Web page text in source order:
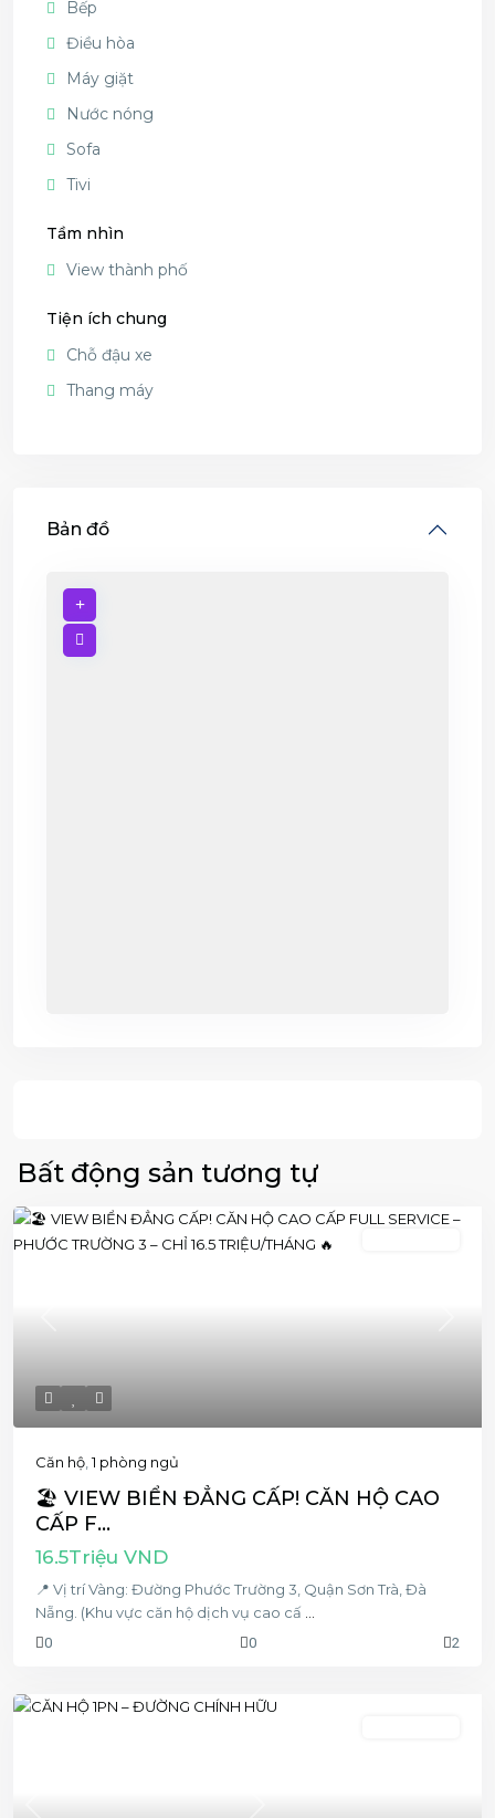
Bếp
Điều hòa
Máy giặt
Nước nóng
Sofa
Tivi
Tầm nhìn
View thành phố
Tiện ích chung
Chỗ đậu xe
Thang máy
Bản đồ
Bất động sản tương tự
Căn hộ ,1 phòng ngủ
🏖️ VIEW BIỂN ĐẲNG CẤP! CĂN HỘ CAO
CẤP F...
16.5Triệu VND
📍 Vị trí Vàng: Đường Phước Trường 3, Quận Sơn Trà, Đà
Nẵng. (Khu vực căn hộ dịch vụ cao cấ
0 0 2